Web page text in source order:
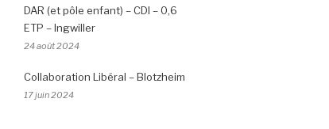
DAR (et pôle enfant) – CDI – 0,6
ETP – Ingwiller
24 août 2024
Collaboration Libéral – Blotzheim
17 juin 2024